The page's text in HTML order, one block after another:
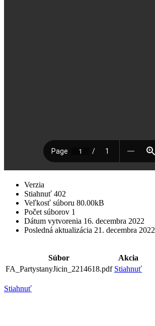
Verzia
Stiahnuť 402
Veľkosť súboru 80.00kB
Počet súborov 1
Dátum vytvorenia 16. decembra 2022
Posledná aktualizácia 21. decembra 2022
Súbor
Akcia
FA_PartystanyJicin_2214618.pdf Stiahnuť
Stiahnuť